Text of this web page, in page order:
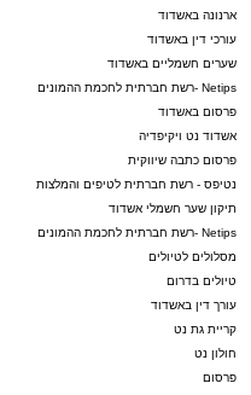
ארנונה באשדוד
עורכי דין באשדוד
שערים חשמליים באשדוד
Netips -רשת חברתית לחכמת ההמונים
פרסום באשדוד
אשדוד נט ויקיפדיה
פרסום כתבה שיווקית
נטיפס - רשת חברתית לטיפים והמלצות
תיקון שער חשמלי אשדוד
Netips -רשת חברתית לחכמת ההמונים
מסלולים לטיולים
טיולים בדרום
עורך דין באשדוד
קריית גת נט
חולון נט
פרסום